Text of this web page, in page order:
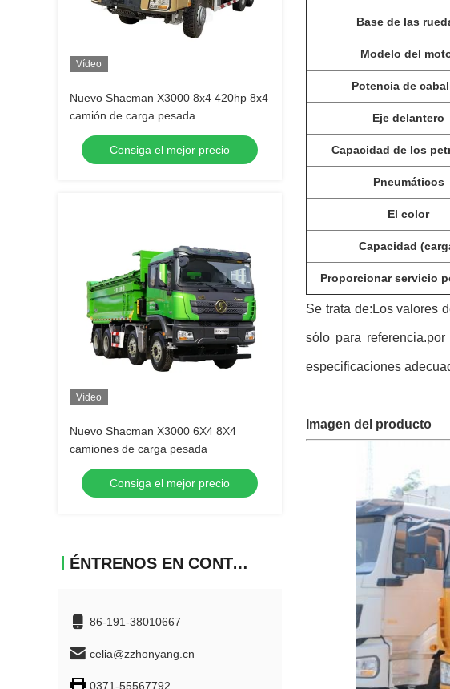
Vídeo
Nuevo Shacman X3000 8x4 420hp 8x4
camión de carga pesada
Consiga el mejor precio
Vídeo
Nuevo Shacman X3000 6X4 8X4
camiones de carga pesada
Consiga el mejor precio
ÉNTRENOS EN CONTACTO CON
86-191-38010667
celia@zzhonyang.cn
0371-55567792
Base de las
Modelo del
Potencia de
Eje delantero
Capacidad de los
Pneumáticos
El color
Capacidad
Proporcionar servicio
Se trata de: Los valores
sólo para
especificaciones
Imagen del producto